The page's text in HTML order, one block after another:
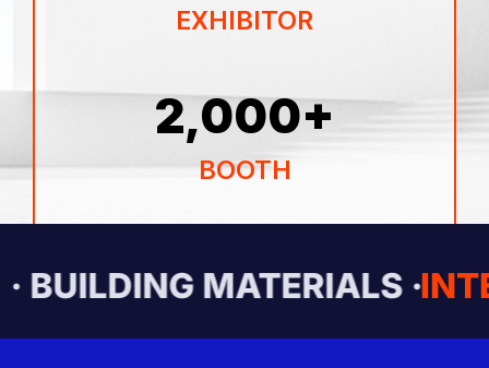
EXHIBITOR
2,000+
BOOTH
· BUILDING MATERIALS ·